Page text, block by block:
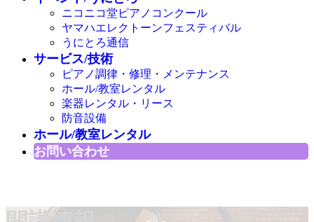
ニコニコ堂ピアノコンクール
ヤマハエレクトーンフェスティバル
うにとろ通信
サービス/技術
ピアノ調律・修理・メンテナンス
ホール/教室レンタル
楽器レンタル・リース
防音設備
ホール/教室レンタル
お問い合わせ